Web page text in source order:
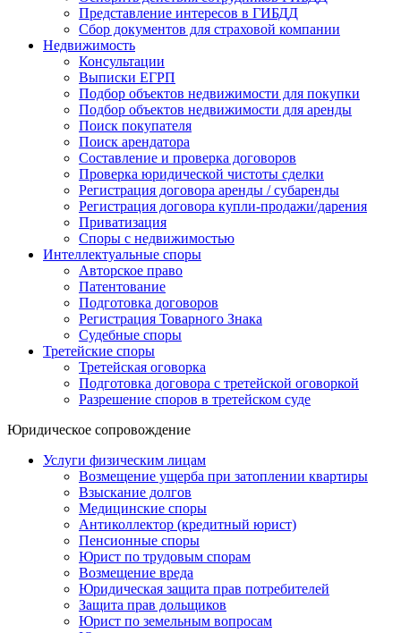
Представление интересов в ГИБДД
Сбор документов для страховой компании
Недвижимость
Консультации
Выписки ЕГРП
Подбор объектов недвижимости для покупки
Подбор объектов недвижимости для аренды
Поиск покупателя
Поиск арендатора
Составление и проверка договоров
Проверка юридической чистоты сделки
Регистрация договора аренды / субаренды
Регистрация договора купли-продажи/дарения
Приватизация
Cпоры с недвижимостью
Интеллектуальные споры
Авторское право
Патентование
Подготовка договоров
Регистрация Товарного Знака
Судебные споры
Третейские споры
Третейская оговорка
Подготовка договора с третейской оговоркой
Разрешение споров в третейском суде
Юридическое сопровождение
Услуги физическим лицам
Возмещение ущерба при затоплении квартиры
Взыскание долгов
Медицинские споры
Антиколлектор (кредитный юрист)
Пенсионные споры
Юрист по трудовым спорам
Возмещение вреда
Юридическая защита прав потребителей
Защита прав дольщиков
Юрист по земельным вопросам